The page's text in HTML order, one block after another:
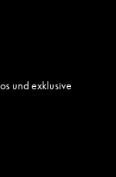
und exklusive